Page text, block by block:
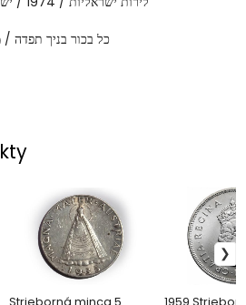
Nápis na 2.כל בכור בניך תפדה/